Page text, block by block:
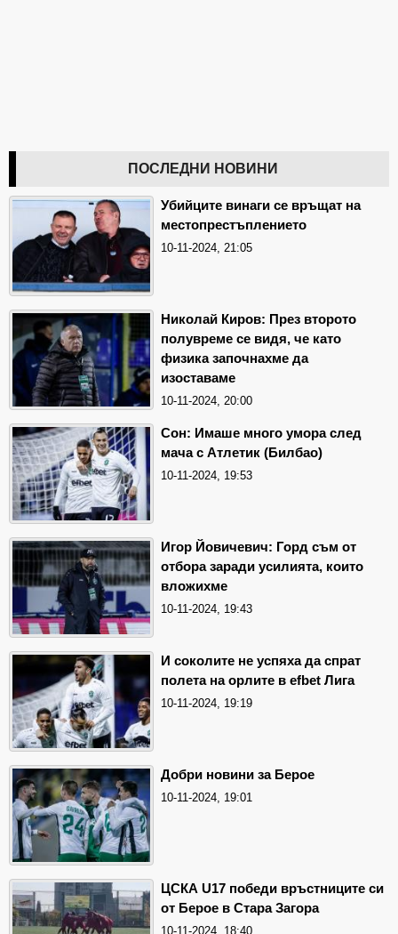
ПОСЛЕДНИ НОВИНИ
Убийците винаги се връщат на
местопрестъплението
10-11-2024, 21:05
Николай Киров: През второто
полувреме се видя, че като
физика започнахме да
изоставаме
10-11-2024, 20:00
Сон: Имаше много умора след
мача с Атлетик (Билбао)
10-11-2024, 19:53
Игор Йовичевич: Горд съм от
отбора заради усилията, които
вложихме
10-11-2024, 19:43
И соколите не успяха да спрат
полета на орлите в efbet Лига
10-11-2024, 19:19
Добри новини за Берое
10-11-2024, 19:01
ЦСКА U17 победи връстниците си
от Берое в Стара Загора
10-11-2024, 18:40